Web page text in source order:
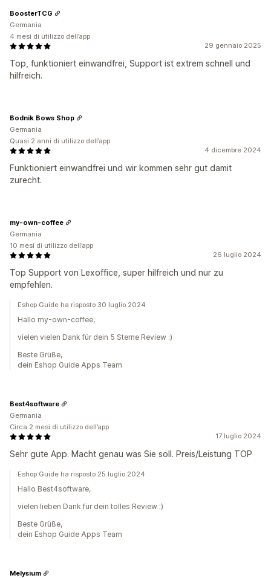
29 gennaio 2025
Top, funktioniert einwandfrei, Support ist extrem schnell und
hilfreich.
BoosterTCG
Germania
4 mesi di utilizzo dell’app
4 dicembre 2024
Funktioniert einwandfrei und wir kommen sehr gut damit
zurecht.
Bodnik Bows Shop
Germania
Quasi 2 anni di utilizzo dell’app
26 luglio 2024
Top Support von Lexoffice, super hilfreich und nur zu
empfehlen.
my-own-coffee
Germania
10 mesi di utilizzo dell’app
Eshop Guide ha risposto 30 luglio 2024
Hallo my-own-coffee,
vielen vielen Dank für dein 5 Sterne Review :)
Beste Grüße,
dein Eshop Guide Apps Team
17 luglio 2024
Sehr gute App. Macht genau was Sie soll. Preis/Leistung TOP
Best4software
Germania
Circa 2 mesi di utilizzo dell’app
Eshop Guide ha risposto 25 luglio 2024
Hallo Best4software,
vielen lieben Dank für dein tolles Review :)
Beste Grüße,
dein Eshop Guide Apps Team
Melysium